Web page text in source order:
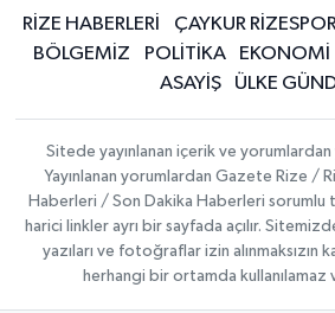
RİZE HABERLERİ ÇAYKUR
BÖLGEMİZ
POLİTİKA EKONOMİ
ASAYİŞ
ÜLKE
Sitede yayınlanan içerik ve yorumlardan
Yayınlanan yorumlardan Gazete Rize /
Haberleri / Son Dakika Haberleri sorumlu
harici linkler ayrı bir sayfada açılır.
yazıları ve fotoğraflar izin alınmaksızın
herhangi bir ortamda kullanılamaz